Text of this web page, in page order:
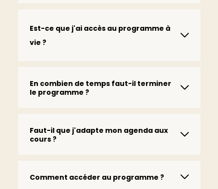
Est-ce que j'ai accès au programme à
vie ?
En combien de temps faut-il terminer
le programme ?
Faut-il que j'adapte mon agenda aux
cours ?
Comment accéder au programme ?